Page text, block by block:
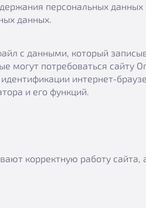
персональных
данных.
с данными, который
могут потребоваться сайту
интернет-
и его функций.
корректную работу